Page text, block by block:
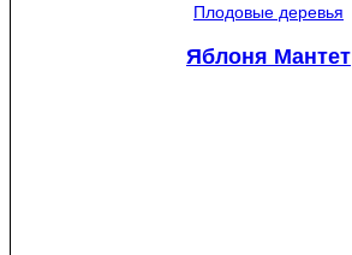
Плодовые деревья
Яблоня Мантет